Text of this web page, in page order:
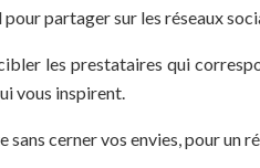
partager sur les réseaux
les prestataires qui
vous inspirent.
cerner vos envies, pour un